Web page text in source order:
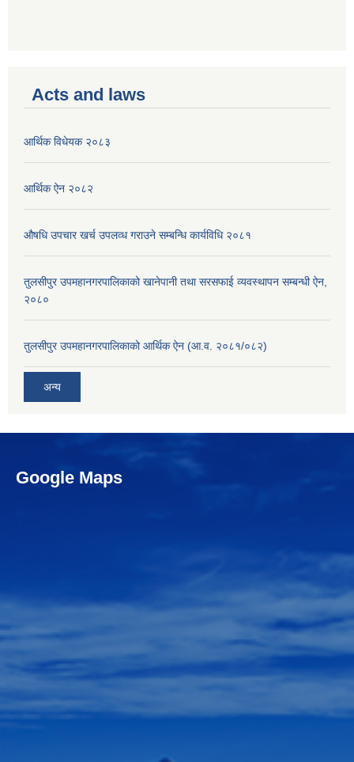
Acts and laws
आर्थिक विधेयक २०८३
आर्थिक ऐन २०८२
औषधि उपचार खर्च उपलव्ध गराउने सम्बन्धि कार्यविधि २०८१
तुलसीपुर उपमहानगरपालिकाको खानेपानी तथा सरसफाई व्यवस्थापन सम्बन्धी ऐन,
२०८०
तुलसीपुर उपमहानगरपालिकाको आर्थिक ऐन (आ.व. २०८१/०८२)
अन्य
Google Maps